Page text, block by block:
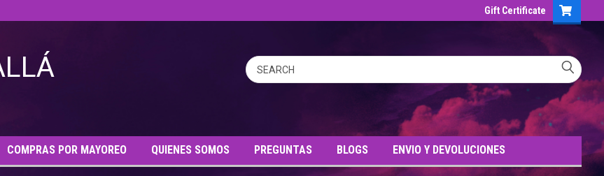
Gift Certificate
COMPRAS POR MAYOREO QUIENES SOMOS PREGUNTAS BLOGS ENVIO Y DEVOLUCIONES